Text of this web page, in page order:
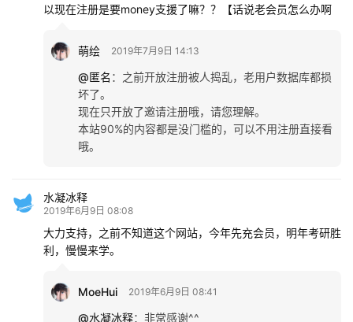
以现在注册是要money支援了嘛？？【话说老会员怎么办啊
萌绘 2019年7月9日 14:13
@匿名 ： 之前开放注册被人捣乱，老用户数据库都损
坏了。
现在只开放了邀请注册哦，请您理解。
本站90%的内容都是没门槛的，可以不用注册直接看
哦。
水凝冰释
2019年6月9日 08:08
大力支持，之前不知道这个网站，今年先充会员，明年考研胜
利，慢慢来学。
MoeHui 2019年6月9日 08:41
@水凝冰释： 非常感谢^^